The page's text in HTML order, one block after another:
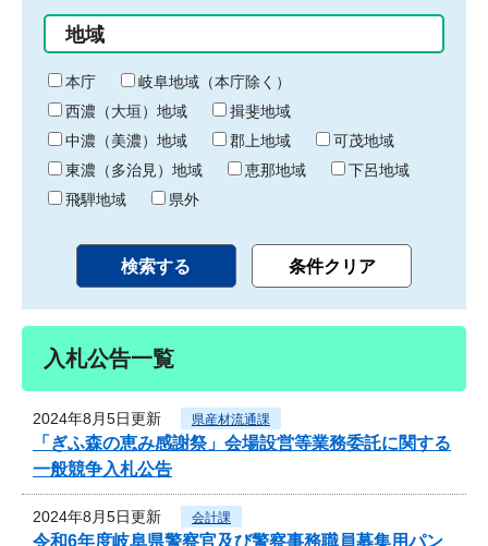
始
り
間
終
わ
り
地域
本庁
岐阜地域（本庁除く）
西濃（大垣）地域
揖斐地域
中濃（美濃）地域
郡上地域
可茂地域
東濃（多治見）地域
恵那地域
下呂地域
飛騨地域
県外
入札公告一覧
2024年8月5日更新 県産材流通課
「ぎふ森の恵み感謝祭」会場設営等業務委託に関する
一般競争入札公告
2024年8月5日更新 会計課
令和6年度岐阜県警察官及び警察事務職員募集用パン